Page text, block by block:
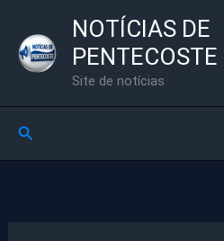
para
NOTÍCIAS DE
PENTECOSTE
Site de notícias
Pesquisar